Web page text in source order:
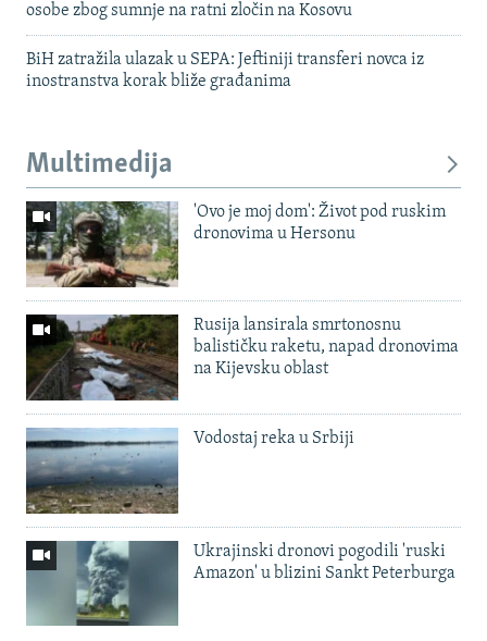
osobe zbog sumnje na ratni zločin na Kosovu
BiH zatražila ulazak u SEPA: Jeftiniji transferi novca iz
inostranstva korak bliže građanima
Multimedija
'Ovo je moj dom': Život pod ruskim
dronovima u Hersonu
Rusija lansirala smrtonosnu
balističku raketu, napad dronovima
na Kijevsku oblast
Vodostaj reka u Srbiji
Ukrajinski dronovi pogodili 'ruski
Amazon' u blizini Sankt Peterburga